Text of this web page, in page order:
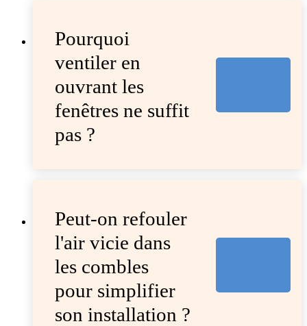
Pourquoi
ventiler en
ouvrant les
fenêtres ne suffit
pas ?
Peut-on refouler
l'air vicie dans
les combles
pour simplifier
son installation ?